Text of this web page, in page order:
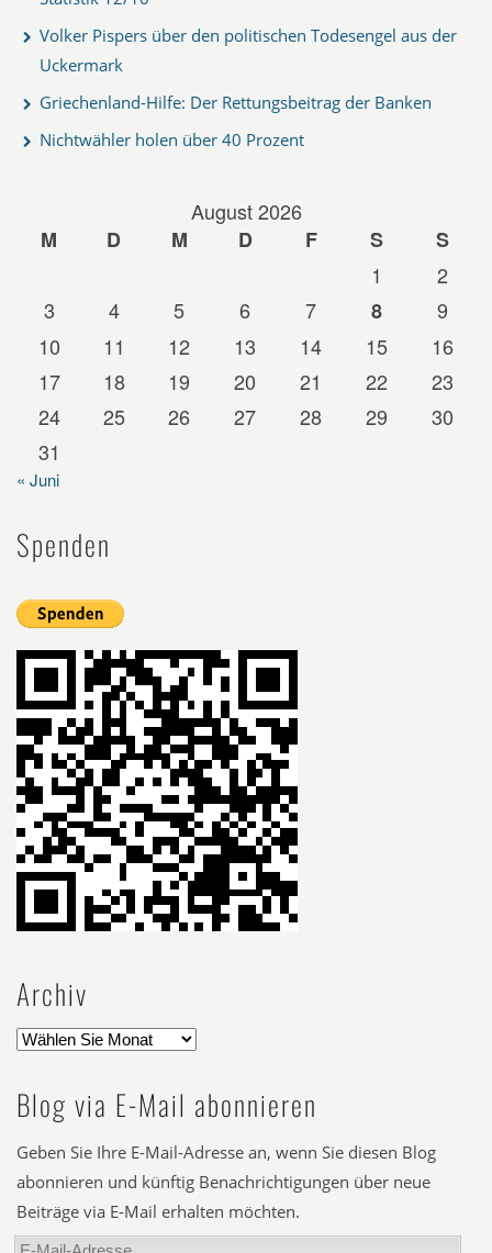
Volker Pispers über den politischen Todesengel aus der
Uckermark
Griechenland-Hilfe: Der Rettungsbeitrag der Banken
Nichtwähler holen über 40 Prozent
August 2026
M
D M D F S
S
1
2
3
4 5 6 7 8
9
10
11 12 13 14 15
16
17
18 19 20 21 22
23
24
25 26 27 28 29
30
31
« Juni
Spenden
Archiv
Blog via E-Mail abonnieren
Geben Sie Ihre E-Mail-Adresse an, wenn Sie diesen Blog
abonnieren und künftig Benachrichtigungen über neue
Beiträge via E-Mail erhalten möchten.
E-